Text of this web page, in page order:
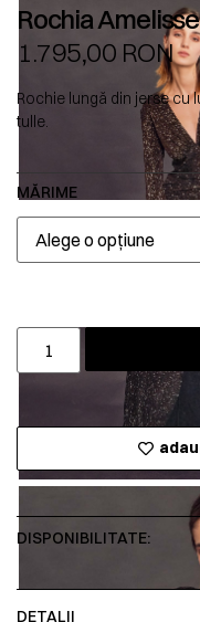
Rochia
1.795,00 RON
Rochie lungă din jerse cu
tulle.
MĂRIME
DISPONIBILITATE:
DETALII